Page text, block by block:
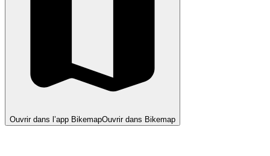
Ouvrir dans l’app BikemapOuvrir dans Bikemap